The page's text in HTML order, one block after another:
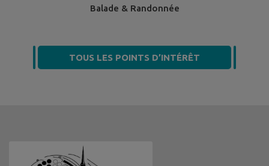
Balade & Randonnée
TOUS LES POINTS D’INTÉRÊT